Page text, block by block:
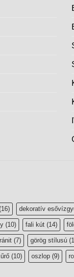
dekoratív
(10) fali kút (14)
(7) görög stílusú
(10) oszlop (9)